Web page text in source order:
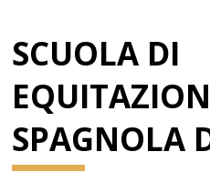
SCUOLA DI
SPAGNOLA